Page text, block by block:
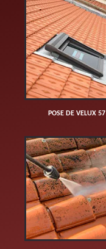
POSE DE VELUX 57